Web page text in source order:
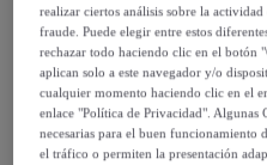
Entrega
Entrega desde5 €
Gratis desde 30 € de
realizar ciertos análisis sobre la
fraude. Puede elegir entre estos
rechazar todo haciendo clic en el botón
aplican solo a este navegador y/o
cualquier momento haciendo clic en el
enlace "Política de Privacidad". Algunas
necesarias para el buen funcionamiento
el tráfico o permiten la presentación